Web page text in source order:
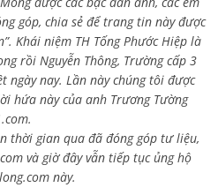
góp, chia sẻ để trang tin này được
Khái niệm TH Tống Phước Hiệp là
rồi Nguyễn Thông, Trường cấp 3
ngày nay. Lần này chúng tôi được
hứa này của anh Trương Tường
thời gian qua đã đóng góp tư liệu,
và giờ đây vẫn tiếp tục ủng hộ
này.